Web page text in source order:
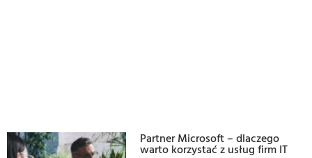
Partner Microsoft – dlaczego
warto korzystać z usług firm IT